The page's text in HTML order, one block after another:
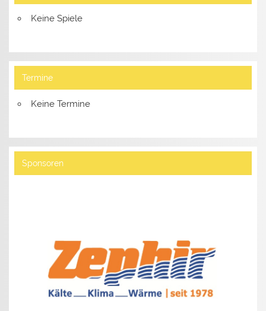
Keine Spiele
Termine
Keine Termine
Sponsoren